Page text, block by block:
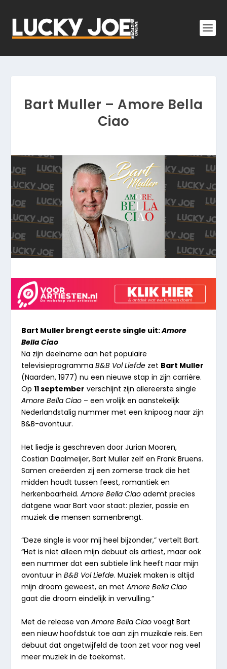
Bart Muller – Amore Bella
Ciao
Bart Muller brengt eerste single uit:Amore
Bella Ciao
Na zijn deelname aan het populaire
televisieprogrammaB&B Vol Liefde zet Bart Muller
(Naarden, 1977) nu een nieuwe stap in zijn carrière.
Op11 september verschijnt zijn allereerste single
Amore Bella Ciao – een vrolijk en aanstekelijk
Nederlandstalig nummer met een knipoog naar zijn
B&B-avontuur.
Het liedje is geschreven door Jurian Mooren,
Costian Daalmeijer, Bart Muller zelf en Frank Bruens.
Samen creëerden zij een zomerse track die het
midden houdt tussen feest, romantiek en
herkenbaarheid.Amore Bella Ciao ademt precies
datgene waar Bart voor staat: plezier, passie en
muziek die mensen samenbrengt.
“Deze single is voor mij heel bijzonder,” vertelt Bart.
“Het is niet alleen mijn debuut als artiest, maar ook
een nummer dat een subtiele link heeft naar mijn
avontuur inB&B Vol Liefde. Muziek maken is altijd
mijn droom geweest, en metAmore Bella Ciao
gaat die droom eindelijk in vervulling.”
Met de release vanAmore Bella Ciao voegt Bart
een nieuw hoofdstuk toe aan zijn muzikale reis. Een
debuut dat ongetwijfeld de toon zet voor nog veel
meer muziek in de toekomst.